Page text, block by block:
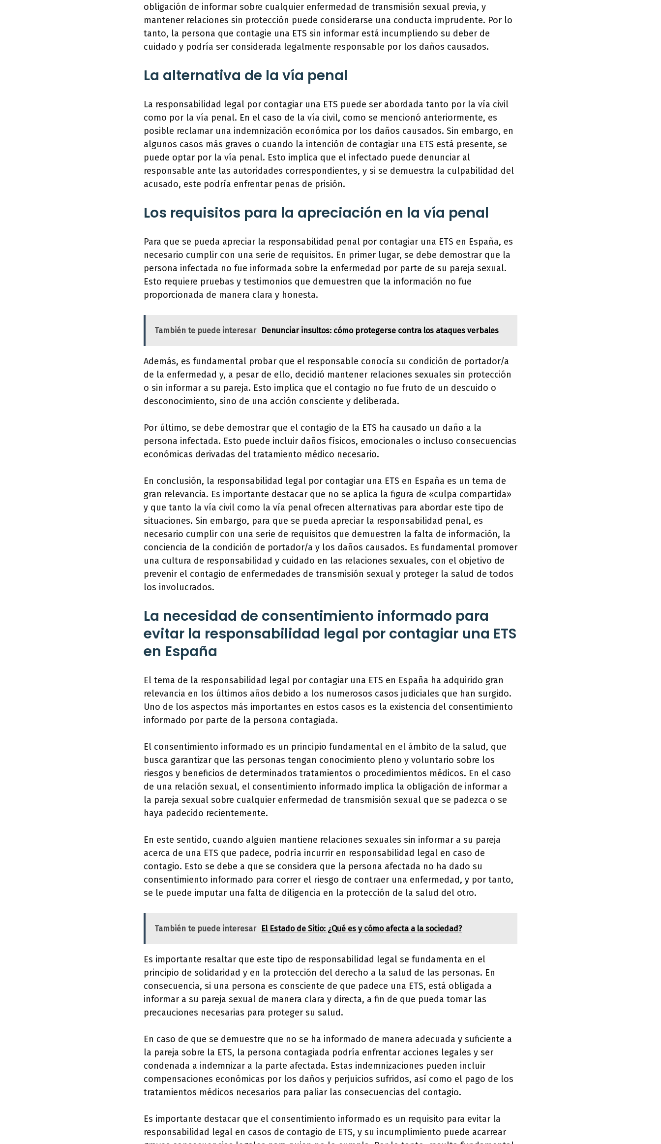
obligación de informar sobre cualquier enfermedad de transmisión sexual previa, y
mantener relaciones sin protección puede considerarse una conducta imprudente. Por lo
tanto, la persona que contagie una ETS sin informar está incumpliendo su deber de
cuidado y podría ser considerada legalmente responsable por los daños causados.
La alternativa de la vía penal
La responsabilidad legal por contagiar una ETS puede ser abordada tanto por la vía civil
como por la vía penal. En el caso de la vía civil, como se mencionó anteriormente, es
posible reclamar una indemnización económica por los daños causados. Sin embargo, en
algunos casos más graves o cuando la intención de contagiar una ETS está presente, se
puede optar por la vía penal. Esto implica que el infectado puede denunciar al
responsable ante las autoridades correspondientes, y si se demuestra la culpabilidad del
acusado, este podría enfrentar penas de prisión.
Los requisitos para la apreciación en la vía penal
Para que se pueda apreciar la responsabilidad penal por contagiar una ETS en España, es
necesario cumplir con una serie de requisitos. En primer lugar, se debe demostrar que la
persona infectada no fue informada sobre la enfermedad por parte de su pareja sexual.
Esto requiere pruebas y testimonios que demuestren que la información no fue
proporcionada de manera clara y honesta.
También te puede interesar Denunciar insultos: cómo protegerse contra los ataques verbales
Además, es fundamental probar que el responsable conocía su condición de portador/a
de la enfermedad y, a pesar de ello, decidió mantener relaciones sexuales sin protección
o sin informar a su pareja. Esto implica que el contagio no fue fruto de un descuido o
desconocimiento, sino de una acción consciente y deliberada.
Por último, se debe demostrar que el contagio de la ETS ha causado un daño a la
persona infectada. Esto puede incluir daños físicos, emocionales o incluso consecuencias
económicas derivadas del tratamiento médico necesario.
En conclusión, la responsabilidad legal por contagiar una ETS en España es un tema de
gran relevancia. Es importante destacar que no se aplica la figura de «culpa compartida»
y que tanto la vía civil como la vía penal ofrecen alternativas para abordar este tipo de
situaciones. Sin embargo, para que se pueda apreciar la responsabilidad penal, es
necesario cumplir con una serie de requisitos que demuestren la falta de información, la
conciencia de la condición de portador/a y los daños causados. Es fundamental promover
una cultura de responsabilidad y cuidado en las relaciones sexuales, con el objetivo de
prevenir el contagio de enfermedades de transmisión sexual y proteger la salud de todos
los involucrados.
La necesidad de consentimiento informado para
evitar la responsabilidad legal por contagiar una ETS
en España
El tema de la responsabilidad legal por contagiar una ETS en España ha adquirido gran
relevancia en los últimos años debido a los numerosos casos judiciales que han surgido.
Uno de los aspectos más importantes en estos casos es la existencia del consentimiento
informado por parte de la persona contagiada.
El consentimiento informado es un principio fundamental en el ámbito de la salud, que
busca garantizar que las personas tengan conocimiento pleno y voluntario sobre los
riesgos y beneficios de determinados tratamientos o procedimientos médicos. En el caso
de una relación sexual, el consentimiento informado implica la obligación de informar a
la pareja sexual sobre cualquier enfermedad de transmisión sexual que se padezca o se
haya padecido recientemente.
En este sentido, cuando alguien mantiene relaciones sexuales sin informar a su pareja
acerca de una ETS que padece, podría incurrir en responsabilidad legal en caso de
contagio. Esto se debe a que se considera que la persona afectada no ha dado su
consentimiento informado para correr el riesgo de contraer una enfermedad, y por tanto,
se le puede imputar una falta de diligencia en la protección de la salud del otro.
También te puede interesar El Estado de Sitio: ¿Qué es y cómo afecta a la sociedad?
Es importante resaltar que este tipo de responsabilidad legal se fundamenta en el
principio de solidaridad y en la protección del derecho a la salud de las personas. En
consecuencia, si una persona es consciente de que padece una ETS, está obligada a
informar a su pareja sexual de manera clara y directa, a fin de que pueda tomar las
precauciones necesarias para proteger su salud.
En caso de que se demuestre que no se ha informado de manera adecuada y suficiente a
la pareja sobre la ETS, la persona contagiada podría enfrentar acciones legales y ser
condenada a indemnizar a la parte afectada. Estas indemnizaciones pueden incluir
compensaciones económicas por los daños y perjuicios sufridos, así como el pago de los
tratamientos médicos necesarios para paliar las consecuencias del contagio.
Es importante destacar que el consentimiento informado es un requisito para evitar la
responsabilidad legal en casos de contagio de ETS, y su incumplimiento puede acarrear